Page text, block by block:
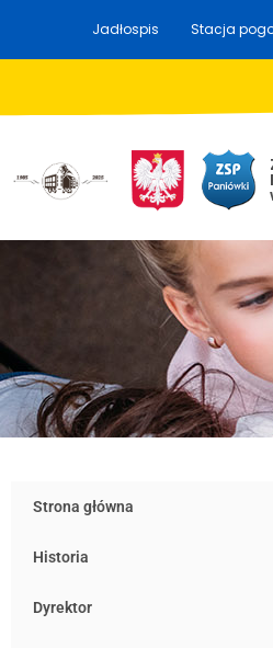
Jadłospis Stacja
Strona główna
Historia
Dyrektor